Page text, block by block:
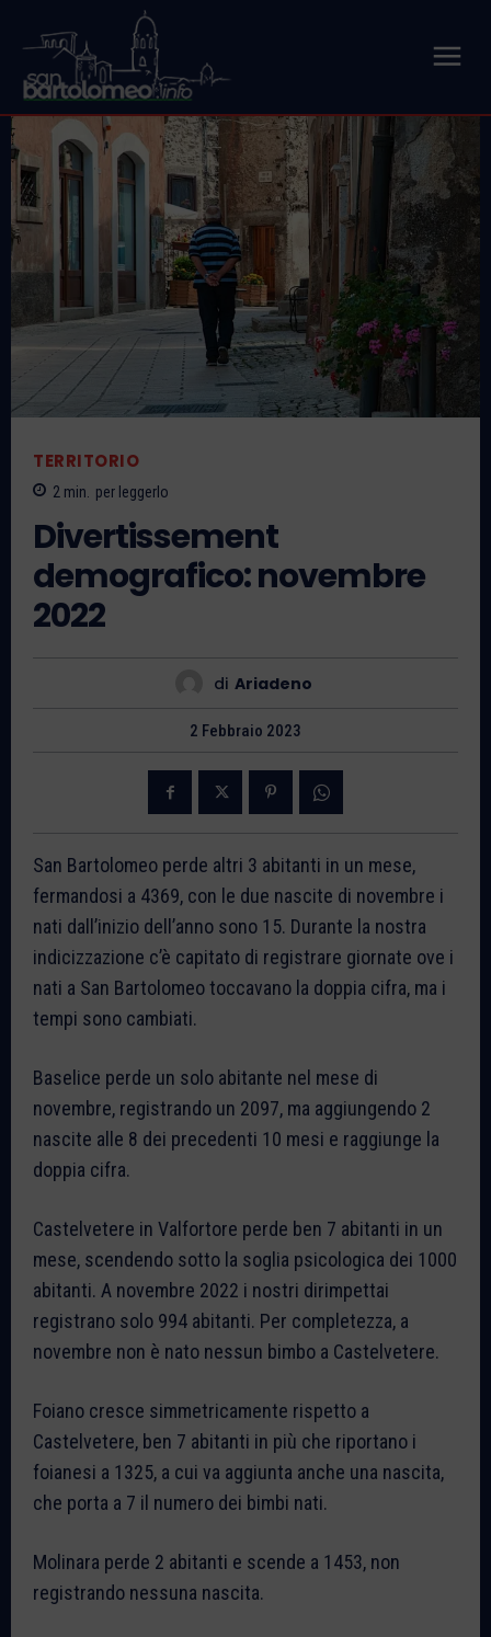
TERRITORIO
2 min. per leggerlo
Divertissement
demografico: novembre
2022
di Ariadeno
2 Febbraio 2023
San Bartolomeo perde altri 3 abitanti in un mese,
fermandosi a 4369, con le due nascite di novembre i
nati dall’inizio dell’anno sono 15. Durante la nostra
indicizzazione c’è capitato di registrare giornate ove i
nati a San Bartolomeo toccavano la doppia cifra, ma i
tempi sono cambiati.
Baselice perde un solo abitante nel mese di
novembre, registrando un 2097, ma aggiungendo 2
nascite alle 8 dei precedenti 10 mesi e raggiunge la
doppia cifra.
Castelvetere in Valfortore perde ben 7 abitanti in un
mese, scendendo sotto la soglia psicologica dei 1000
abitanti. A novembre 2022 i nostri dirimpettai
registrano solo 994 abitanti. Per completezza, a
novembre non è nato nessun bimbo a Castelvetere.
Foiano cresce simmetricamente rispetto a
Castelvetere, ben 7 abitanti in più che riportano i
foianesi a 1325, a cui va aggiunta anche una nascita,
che porta a 7 il numero dei bimbi nati.
Molinara perde 2 abitanti e scende a 1453, non
registrando nessuna nascita.